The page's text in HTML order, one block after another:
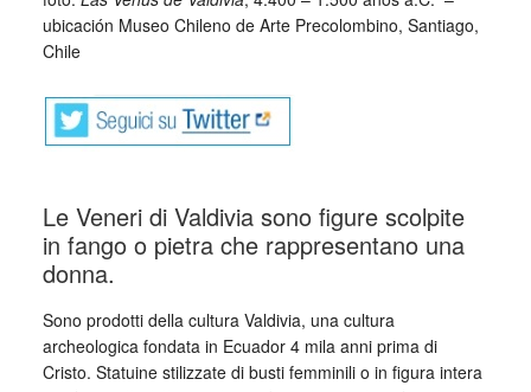
ubicación Museo Chileno de Arte Precolombino, Santiago,
Chile
Le Veneri di Valdivia sono figure scolpite
in fango o pietra che rappresentano una
donna.
Sono prodotti della cultura Valdivia, una cultura
archeologica fondata in Ecuador 4 mila anni prima di
Cristo. Statuine stilizzate di busti femminili o in figura intera